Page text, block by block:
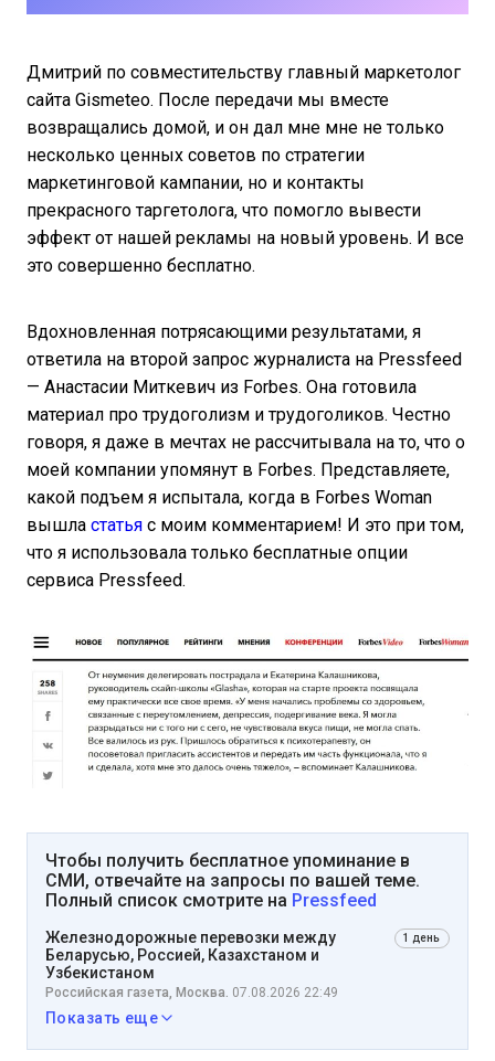
Дмитрий по совместительству главный маркетолог
сайта Gismeteo. После передачи мы вместе
возвращались домой, и он дал мне мне не только
несколько ценных советов по стратегии
маркетинговой кампании, но и контакты
прекрасного таргетолога, что помогло вывести
эффект от нашей рекламы на новый уровень. И все
это совершенно бесплатно.
Вдохновленная потрясающими результатами, я
ответила на второй запрос журналиста на Pressfeed
— Анастасии Миткевич из Forbes. Она готовила
материал про трудоголизм и трудоголиков. Честно
говоря, я даже в мечтах не рассчитывала на то, что о
моей компании упомянут в Forbes. Представляете,
какой подъем я испытала, когда в Forbes Woman
вышла статья с моим комментарием! И это при том,
что я использовала только бесплатные опции
сервиса Pressfeed.
Чтобы получить бесплатное упоминание в
СМИ, отвечайте на запросы по вашей теме.
Полный список смотрите на Pressfeed
Железнодорожные перевозки между
Беларусью, Россией, Казахстаном и
Узбекистаном
1 день
Российская газета, Москва. 07.08.2026 22:49
Показать еще